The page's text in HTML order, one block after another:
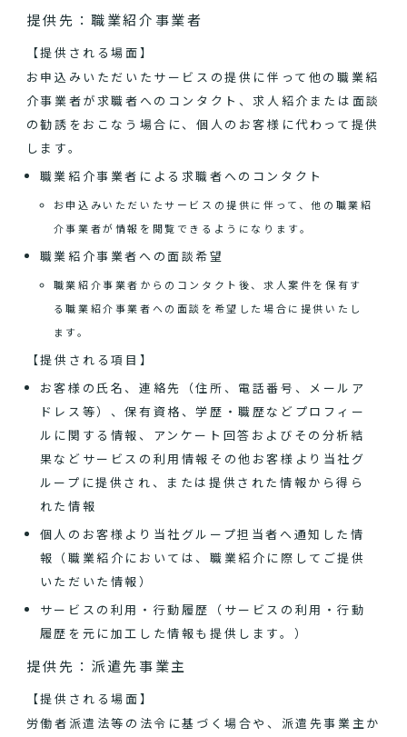
提供先：職業紹介事業者
【提供される場面】
お申込みいただいたサービスの提供に伴って他の職業紹
介事業者が求職者へのコンタクト、求人紹介または面談
の勧誘をおこなう場合に、個人のお客様に代わって提供
します。
職業紹介事業者による求職者へのコンタクト
お申込みいただいたサービスの提供に伴って、他の職業紹
介事業者が情報を閲覧できるようになります。
職業紹介事業者への面談希望
職業紹介事業者からのコンタクト後、求人案件を保有す
る職業紹介事業者への面談を希望した場合に提供いたし
ます。
【提供される項目】
お客様の氏名、連絡先（住所、電話番号、メールア
ドレス等）、保有資格、学歴・職歴などプロフィー
ルに関する情報、アンケート回答およびその分析結
果などサービスの利用情報その他お客様より当社グ
ループに提供され、または提供された情報から得ら
れた情報
個人のお客様より当社グループ担当者へ通知した情
報（職業紹介においては、職業紹介に際してご提供
いただいた情報）
サービスの利用・行動履歴（サービスの利用・行動
履歴を元に加工した情報も提供します。）
提供先：派遣先事業主
【提供される場面】
労働者派遣法等の法令に基づく場合や、派遣先事業主か